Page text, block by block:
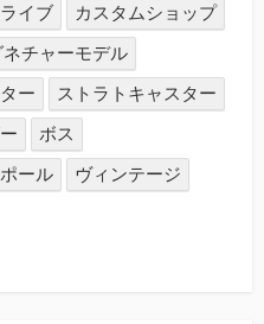
イブ
カスタムショップ
ネチャーモデル
ー
ストラトキャスター
ボス
ール
ヴィンテージ